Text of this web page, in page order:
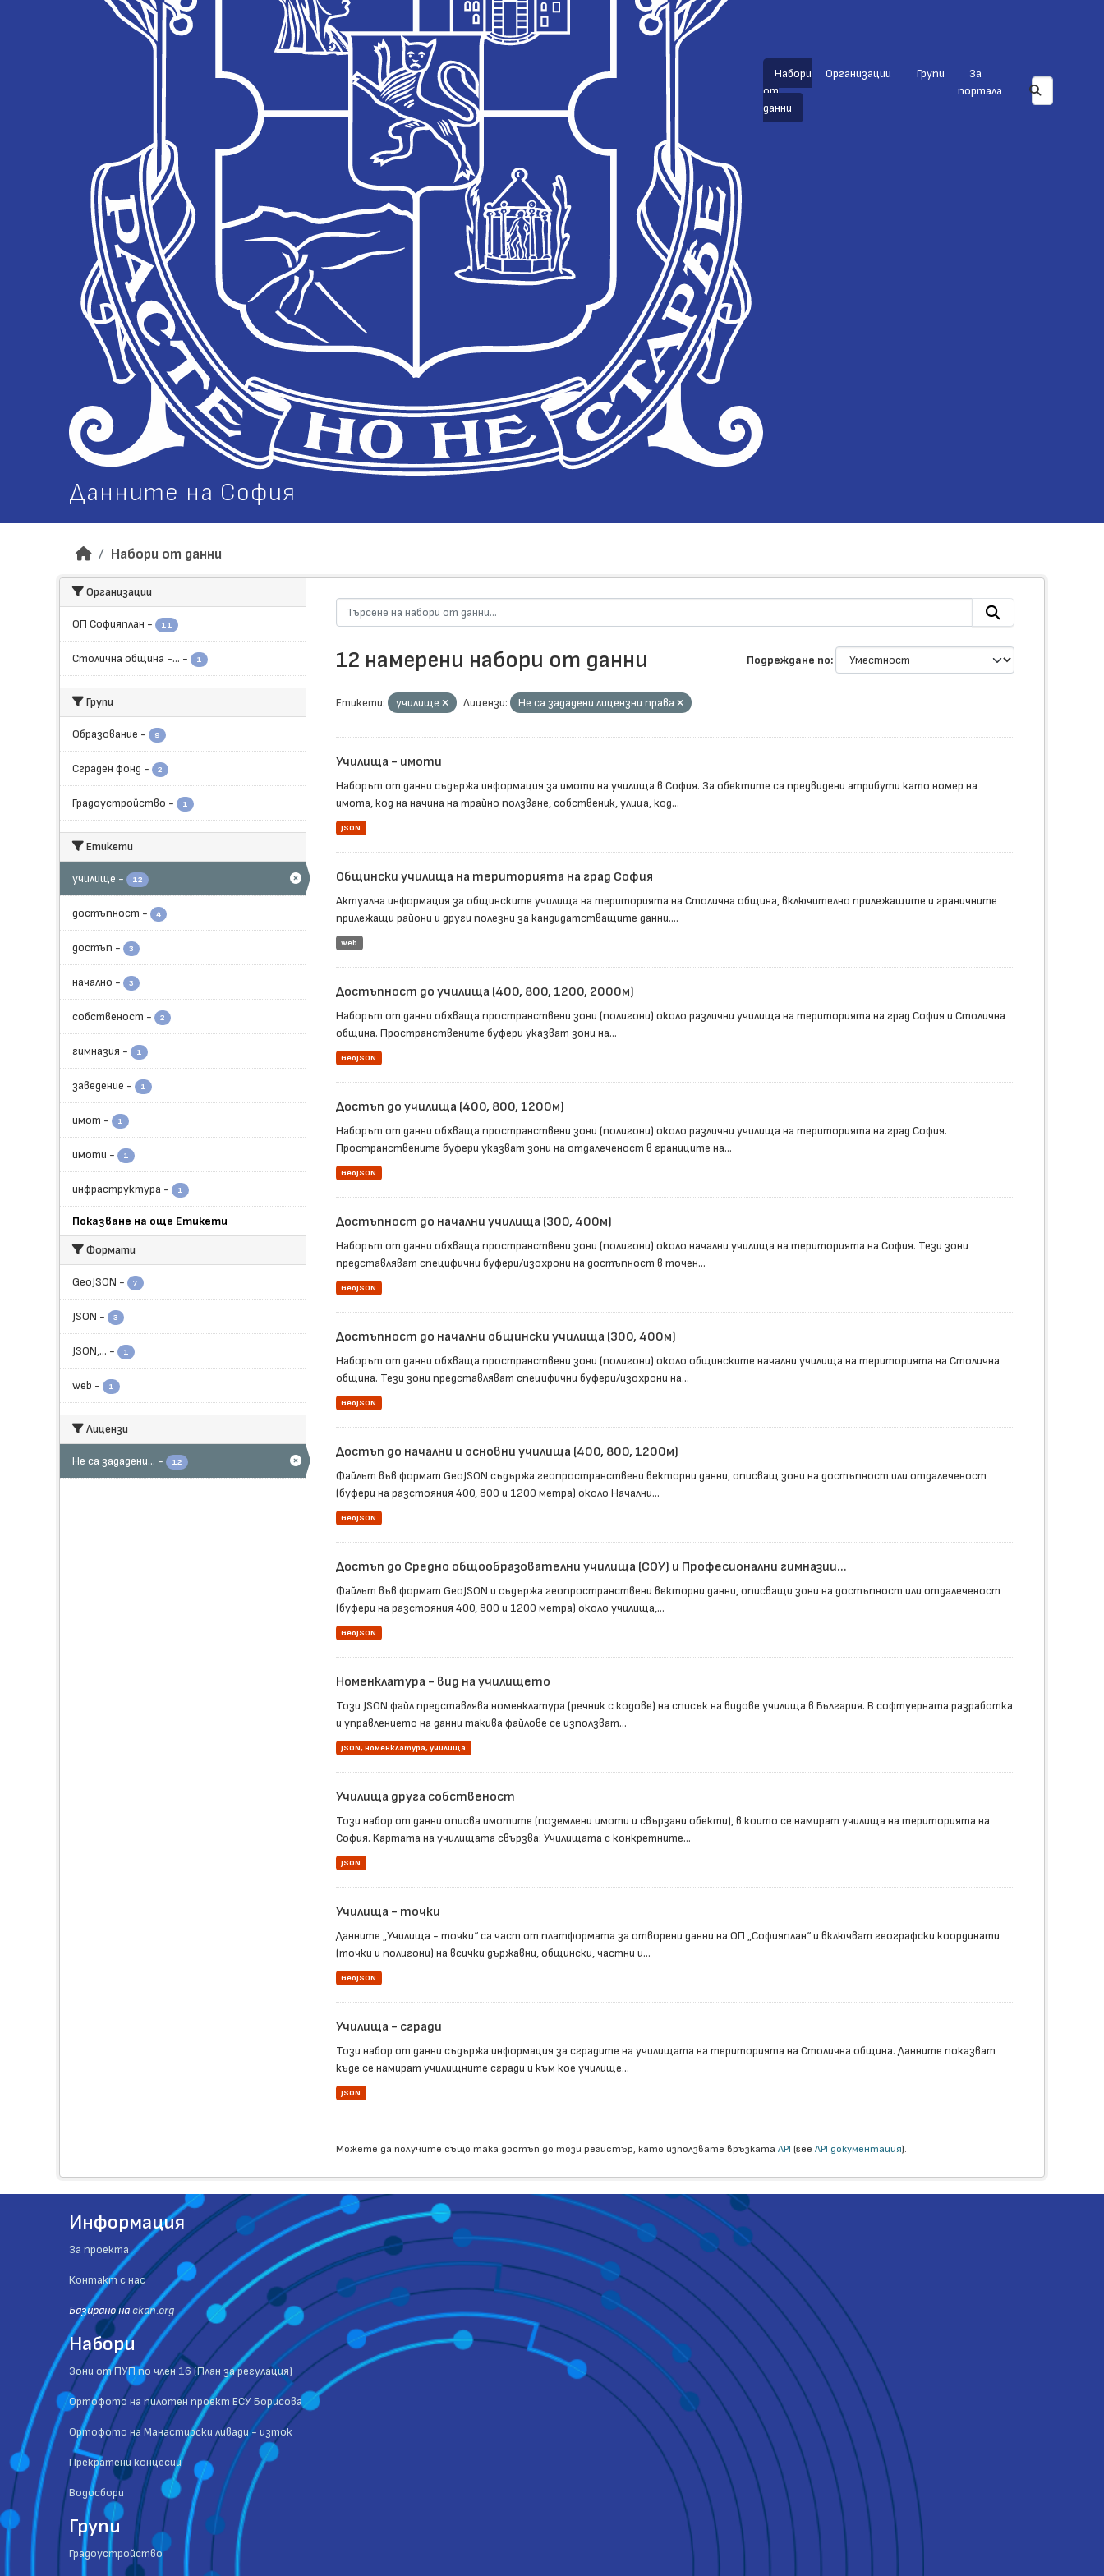
Данните на София
Набори
от
данни
Организации Групи
За
портала
Набори от данни
Организации
ОП Софияплан - 11
Столична община -... - 1
Групи
Образование - 9
Сграден фонд - 2
Градоустройство - 1
Етикети
училище - 12
достъпност - 4
достъп - 3
начално - 3
собственост - 2
гимназия - 1
заведение - 1
имот - 1
имоти - 1
инфраструктура - 1
Показване на още Етикети
Формати
GeoJSON - 7
JSON - 3
JSON,... - 1
web - 1
Лицензи
Не са зададени... - 12
Подреждане по
12 намерени набори от данни
Етикети: училище Лицензи: Не са зададени лицензни права
Училища - имоти
Наборът от данни съдържа информация за имоти на училища в София. За обектите са предвидени атрибути като номер на
имота, код на начина на трайно ползване, собственик, улица, код...
JSON
Общински училища на територията на град София
Актуална информация за общинските училища на територията на Столична община, включително прилежащите и граничните
прилежащи райони и други полезни за кандидатстващите данни....
web
Достъпност до училища (400, 800, 1200, 2000м)
Наборът от данни обхваща пространствени зони (полигони) около различни училища на територията на град София и Столична
община. Пространствените буфери указват зони на...
GeoJSON
Достъп до училища (400, 800, 1200м)
Наборът от данни обхваща пространствени зони (полигони) около различни училища на територията на град София.
Пространствените буфери указват зони на отдалеченост в границите на...
GeoJSON
Достъпност до начални училища (300, 400м)
Наборът от данни обхваща пространствени зони (полигони) около начални училища на територията на София. Тези зони
представляват специфични буфери/изохрони на достъпност в точен...
GeoJSON
Достъпност до начални общински училища (300, 400м)
Наборът от данни обхваща пространствени зони (полигони) около общинските начални училища на територията на Столична
община. Тези зони представляват специфични буфери/изохрони на...
GeoJSON
Достъп до начални и основни училища (400, 800, 1200м)
Файлът във формат GeoJSON съдържа геопространствени векторни данни, описващ зони на достъпност или отдалеченост
(буфери на разстояния 400, 800 и 1200 метра) около Начални...
GeoJSON
Достъп до Средно общообразователни училища (СОУ) и Професионални гимназии...
Файлът във формат GeoJSON и съдържа геопространствени векторни данни, описващи зони на достъпност или отдалеченост
(буфери на разстояния 400, 800 и 1200 метра) около училища,...
GeoJSON
Номенклатура - вид на училището
Този JSON файл представлява номенклатура (речник с кодове) на списък на видове училища в България. В софтуерната разработка
и управлението на данни такива файлове се използват...
JSON, номенклатура, училища
Училища друга собственост
Този набор от данни описва имотите (поземлени имоти и свързани обекти), в които се намират училища на територията на
София. Kартата на училищата свързва: Училищата с конкретните...
JSON
Училища - точки
Данните „Училища - точки“ са част от платформата за отворени данни на ОП „Софияплан“ и включват географски координати
(точки и полигони) на всички държавни, общински, частни и...
GeoJSON
Училища - сгради
Този набор от данни съдържа информация за сградите на училищата на територията на Столична община. Данните показват
къде се намират училищните сгради и към кое училище...
JSON
Можете да получите също така достъп до този регистър, като използвате връзката API (see API документация).
Информация
За проекта
Контакт с нас
Базиранo на ckan.org
Набори
Зони от ПУП по член 16 (План за регулация)
Ортофото на пилотен проект ЕСУ Борисова
Ортофото на Манастирски ливади - изток
Прекратени концесии
Водосбори
Групи
Градоустройство